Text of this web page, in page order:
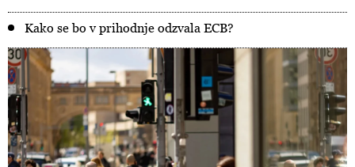
Kako se bo v prihodnje odzvala ECB?